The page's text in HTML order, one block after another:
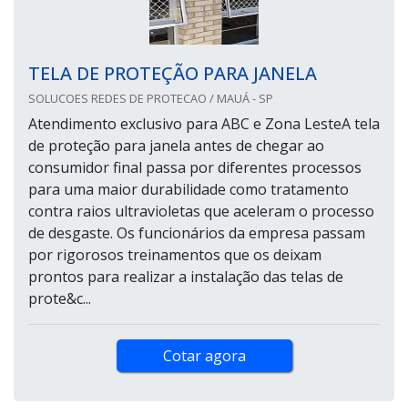
TELA DE PROTEÇÃO PARA JANELA
SOLUCOES REDES DE PROTECAO / MAUÁ - SP
Atendimento exclusivo para ABC e Zona LesteA tela
de proteção para janela antes de chegar ao
consumidor final passa por diferentes processos
para uma maior durabilidade como tratamento
contra raios ultravioletas que aceleram o processo
de desgaste. Os funcionários da empresa passam
por rigorosos treinamentos que os deixam
prontos para realizar a instalação das telas de
prote&c...
Cotar agora